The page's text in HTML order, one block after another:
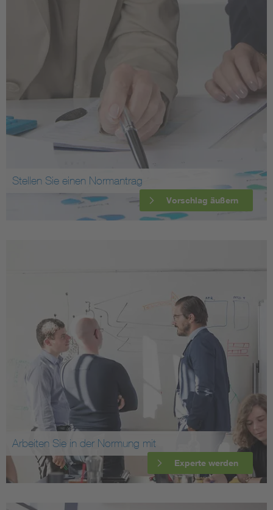
Stellen Sie einen Normantrag
Vorschlag äußern
Arbeiten Sie in der Normung mit
Experte werden